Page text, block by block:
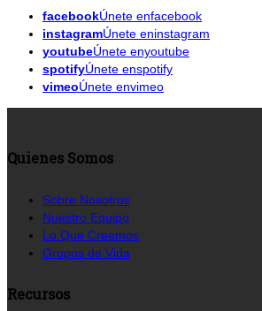
facebookÚnete enfacebook
instagramÚnete eninstagram
youtubeÚnete enyoutube
spotifyÚnete enspotify
vimeoÚnete envimeo
Quienes Somos
Sobre Nosotros
Nuestro Equipo
Lo Que Creemos
Grupos de Vida
Recursos